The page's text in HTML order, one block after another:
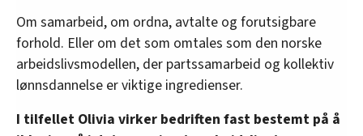
Om samarbeid, om ordna, avtalte og forutsigbare
forhold. Eller om det som omtales som den norske
arbeidslivsmodellen, der partssamarbeid og kollektiv
lønnsdannelse er viktige ingredienser.
I tilfellet Olivia virker bedriften fast bestemt på å